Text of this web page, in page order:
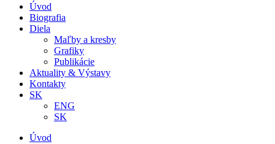
Úvod
Biografia
Diela
Maľby a kresby
Grafiky
Publikácie
Aktuality & Výstavy
Kontakty
SK
ENG
SK
Úvod